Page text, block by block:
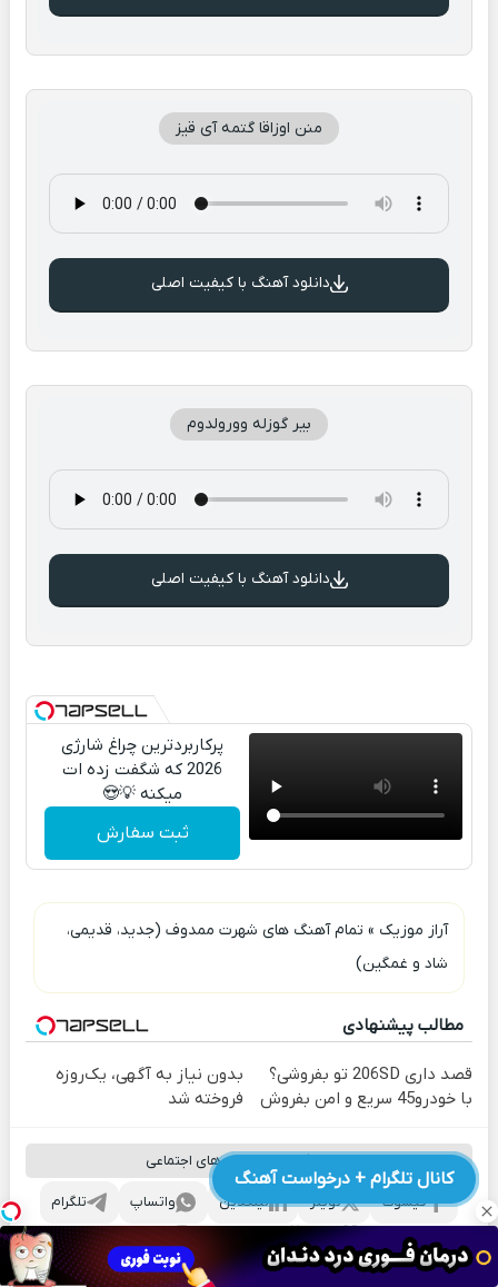
منن اوزاقا گتمه آی قیز
دانلود آهنگ با کیفیت اصلی
بیر گوزله وورولدوم
دانلود آهنگ با کیفیت اصلی
پرکاربردترین چراغ شارژی
2026 که شگفت زده ات
میکنه 💡😍
ثبت سفارش
آراز موزیک » تمام آهنگ های شهرت ممدوف (جدید، قدیمی،
شاد و غمگین)
مطالب پیشنهادی
قصد داری 206SD تو بفروشی؟
با خودرو45 سریع و امن بفروش
بدون نیاز به آگهی، یک‌روزه
فروخته شد
اشتراک گذاری در شبکه های اجتماعی
تلگرام واتساپ لینکدین تویتر
فیسوک
ترکی
1 نظر
کانال تلگرام + درخواست آهنگ